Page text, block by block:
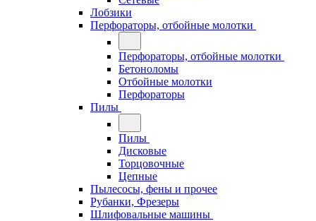
Лобзики
Перфораторы, отбойные молотки
Перфораторы, отбойные молотки
Бетоноломы
Отбойные молотки
Перфораторы
Пилы
Пилы
Дисковые
Торцовочные
Цепные
Пылесосы, фены и прочее
Рубанки, Фрезеры
Шлифовальные машины